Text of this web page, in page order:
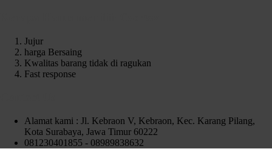
Jujur
harga Bersaing
Kwalitas barang tidak di ragukan
Fast response
Alamat kami : Jl. Kebraon V, Kebraon, Kec. Karang Pilang,
Kota Surabaya, Jawa Timur 60222
081230401855 - 08989838632